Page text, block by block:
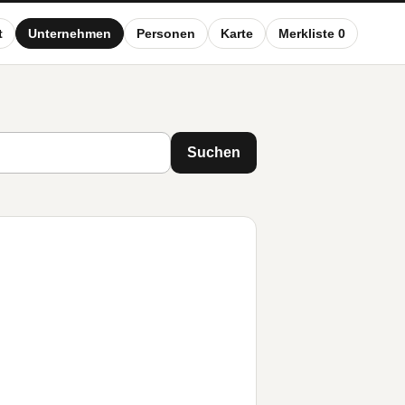
Unternehmen Personen Karte Merkliste 0
Suchen